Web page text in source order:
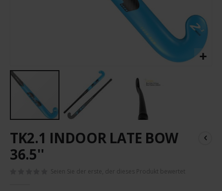
Anfang
der
Bildergalerie
TK2.1 INDOOR LATE BOW
36.5''
Seien Sie der erste, der dieses Produkt bewertet